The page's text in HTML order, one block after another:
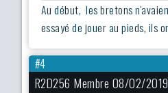
Au début, les bretons
essayé de jouer au pieds, ils
#4
R2D256 Membre 08/02/2019